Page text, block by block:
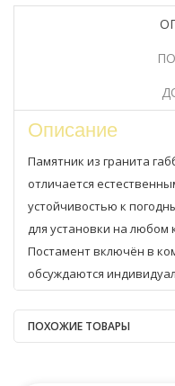
Описание
Памятник из гранита
отличается
устойчивостью к
для установки на
Постамент включён в
обсуждаются
ПОХОЖИЕ ТОВАРЫ